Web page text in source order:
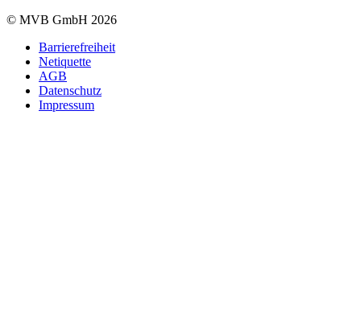
© MVB GmbH 2026
Barrierefreiheit
Netiquette
AGB
Datenschutz
Impressum